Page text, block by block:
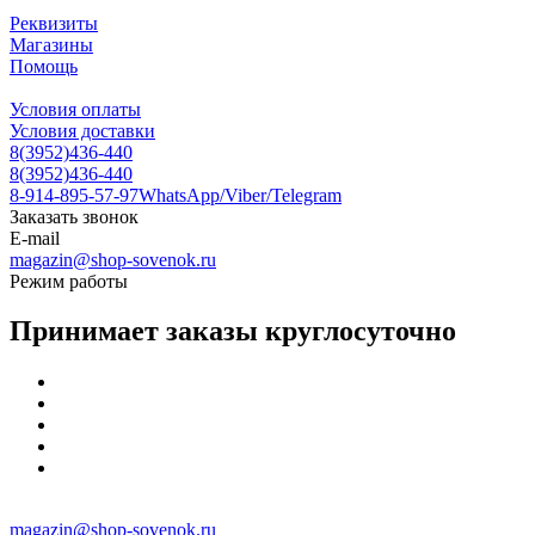
Реквизиты
Магазины
Помощь
Условия оплаты
Условия доставки
8(3952)436-440
8(3952)436-440
8-914-895-57-97WhatsApp/Viber/Telegram
Заказать звонок
E-mail
magazin@shop-sovenok.ru
Режим работы
Принимает заказы круглосуточно
magazin@shop-sovenok.ru